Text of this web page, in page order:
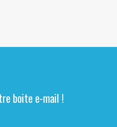
boite e-mail !